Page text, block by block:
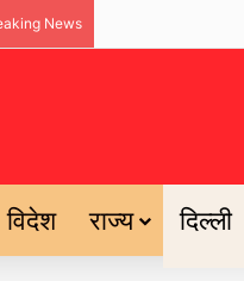
News
विदेश राज्य दिल्ली